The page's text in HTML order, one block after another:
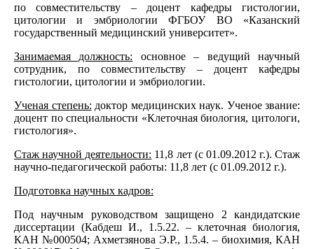
по совместительству – доцент кафедры гистологии,
цитологии и эмбриологии ФГБОУ ВО «Казанский
государственный медицинский университет».
Занимаемая должность: основное – ведущий научный
сотрудник, по совместительству – доцент кафедры
гистологии, цитологии и эмбриологии.
Ученая степень: доктор медицинских наук. Ученое звание:
доцент по специальности «Клеточная биология, цитологи,
гистология».
Стаж научной деятельности: 11,8 лет (с 01.09.2012 г.). Стаж
научно-педагогической работы: 11,8 лет (с 01.09.2012 г.).
Подготовка научных кадров:
Под научным руководством защищено 2 кандидатские
диссертации (Кабдеш И., 1.5.22. – клеточная биология,
КАН №000504; Ахметзянова Э.Р., 1.5.4. – биохимия, КАН